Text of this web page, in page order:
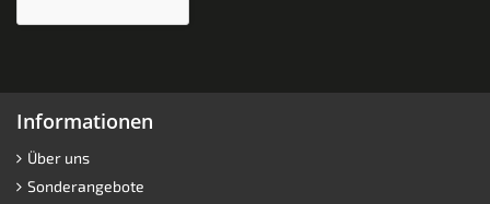
Informationen
Über uns
Sonderangebote